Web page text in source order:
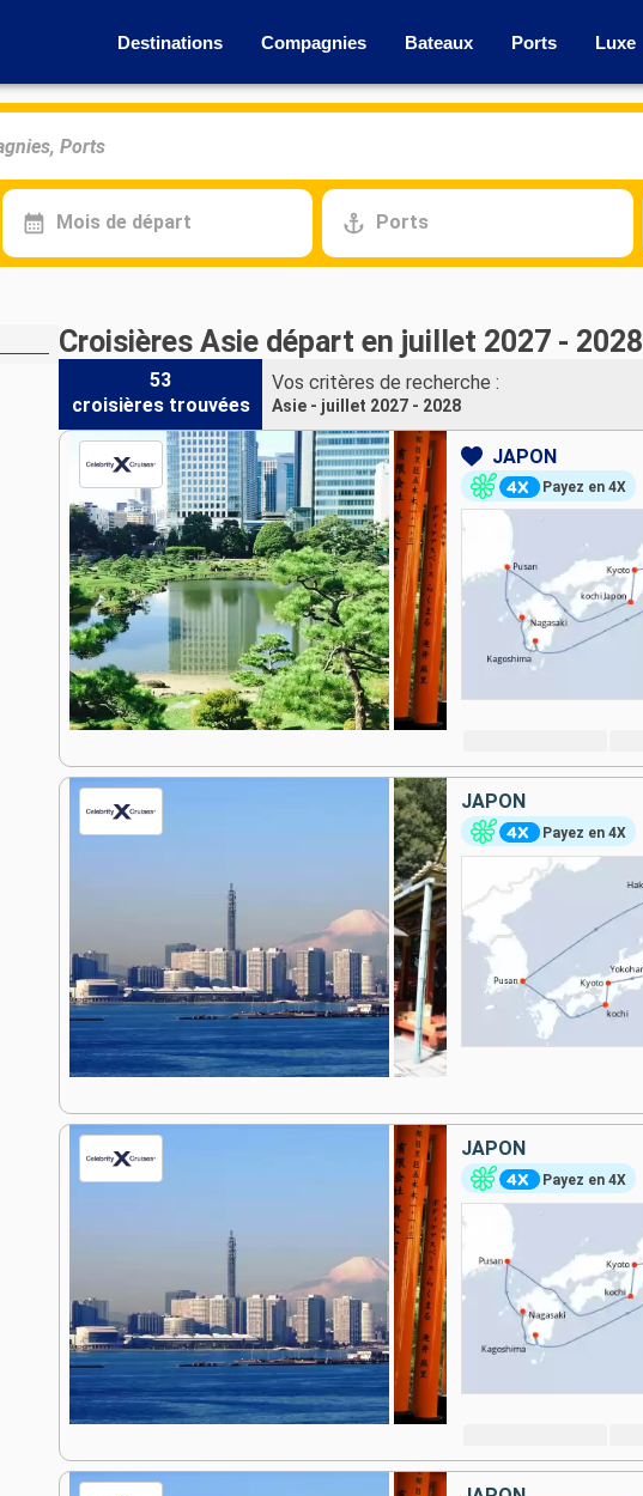
Destinations Compagnies Bateaux Ports Luxe
Mois de départ Ports
Croisières Asie départ en juillet 2027 - 2028
53
croisières trouvées
Vos critères de recherche :
Asie - juillet 2027 - 2028
JAPON
Payez en 4X
JAPON
Payez en 4X
JAPON
Payez en 4X